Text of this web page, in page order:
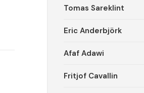
Tomas Sareklint
Eric Anderbjörk
Afaf Adawi
Fritjof Cavallin